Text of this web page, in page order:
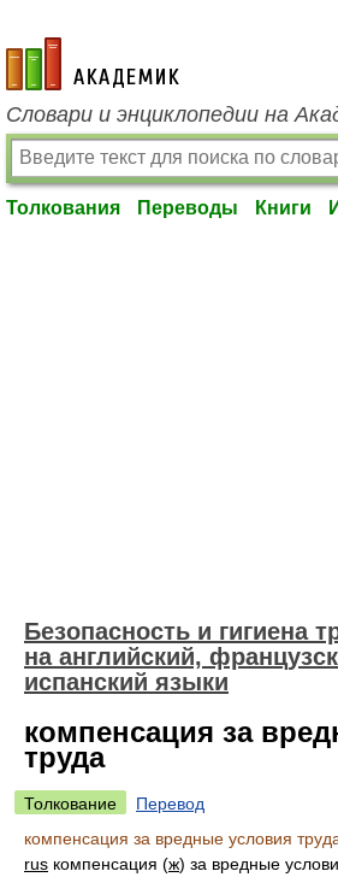
academic.ru
Словари и энциклопедии на
Толкования Переводы Книги
Безопасность и гигиена
на английский,
испанский языки
компенсация за
труда
Толкование
Перевод
компенсация за вредные условия
rus компенсация (ж) за вредные